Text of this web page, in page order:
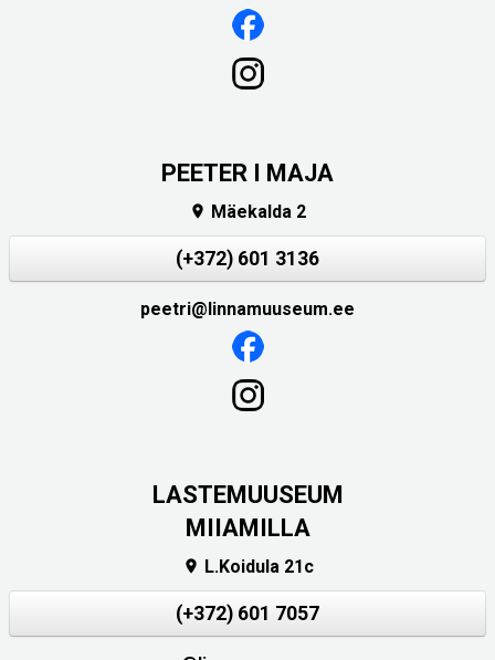
PEETER I MAJA
 Mäekalda 2
(+372) 601 3136
peetri@linnamuuseum.ee
LASTEMUUSEUM
MIIAMILLA
 L.Koidula 21c
(+372) 601 7057